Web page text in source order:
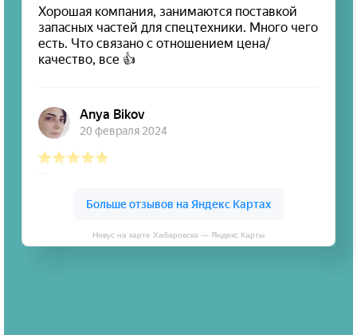
Новус на карте Хабаровска — Яндекс Карты